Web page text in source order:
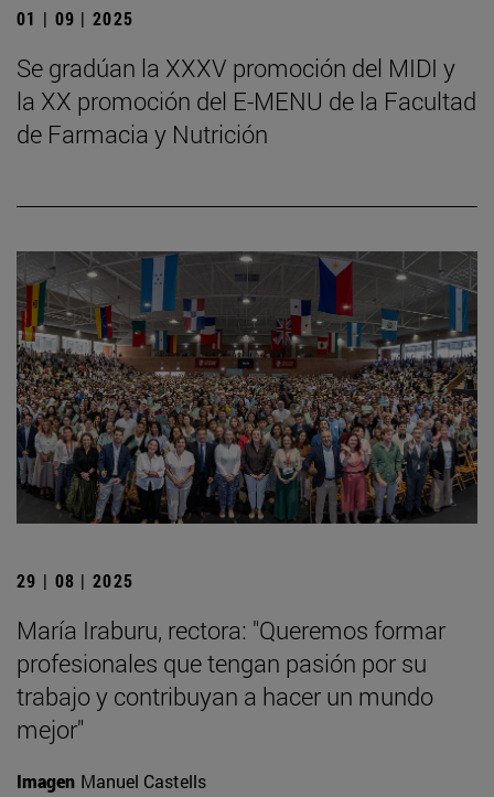
01 | 09 | 2025
Se gradúan la XXXV promoción del MIDI y
la XX promoción del E-MENU de la Facultad
de Farmacia y Nutrición
29 | 08 | 2025
María Iraburu, rectora: "Queremos formar
profesionales que tengan pasión por su
trabajo y contribuyan a hacer un mundo
mejor"
Imagen Manuel Castells